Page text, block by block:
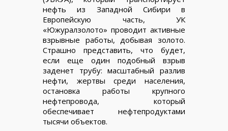
нефть из Западной Сибири в
Европейскую часть, УК
«Южуралзолото» проводит активные
взрывные работы, добывая золото.
Страшно представить, что будет,
если еще один подобный взрыв
заденет трубу: масштабный разлив
нефти, жертвы среди населения,
остановка работы крупного
нефтепровода, который
обеспечивает нефтепродуктами
тысячи объектов.